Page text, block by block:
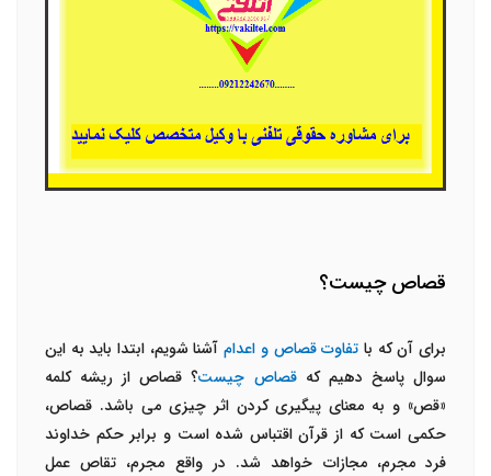
قصاص چیست؟
برای آن که با تفاوت قصاص و اعدامآشنا شویم، ابتدا باید به این
سوال پاسخ دهیم کهقصاص چیست؟ قصاص از ریشه کلمه
«قص» و به معنای پیگیری کردن اثر چیزی می باشد. قصاص،
حکمی است که از قرآن اقتباس شده است و برابر حکم خداوند
فرد مجرم، مجازات خواهد شد. در واقع مجرم، تقاص عمل